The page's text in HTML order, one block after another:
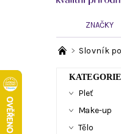
ZNAČKY
Slovník
KATEGORIE
Pleť
Make-up
Tělo